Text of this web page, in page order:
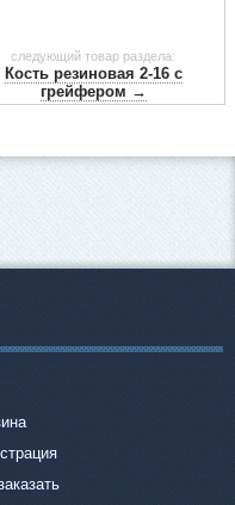
следующий товар раздела:
Кость резиновая 2-16 с
грейфером →